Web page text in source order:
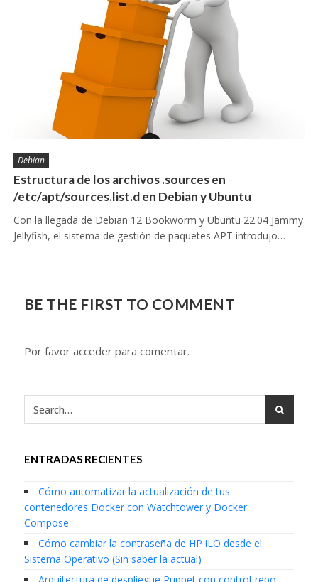
Debian
Estructura de los archivos .sources en
/etc/apt/sources.list.d en Debian y Ubuntu
Con la llegada de Debian 12 Bookworm y Ubuntu 22.04 Jammy
Jellyfish, el sistema de gestión de paquetes APT introdujo…
BE THE FIRST TO COMMENT
Por favor acceder para comentar.
ENTRADAS RECIENTES
Cómo automatizar la actualización de tus
contenedores Docker con Watchtower y Docker
Compose
Cómo cambiar la contraseña de HP iLO desde el
Sistema Operativo (Sin saber la actual)